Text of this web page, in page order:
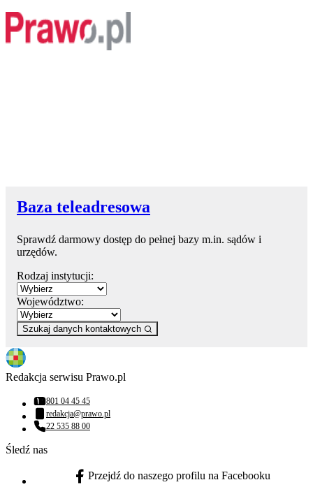
Baza teleadresowa
Sprawdź darmowy dostęp do pełnej bazy m.in. sądów i
urzędów.
Rodzaj instytucji:
Województwo:
Szukaj danych kontaktowych
Redakcja serwisu Prawo.pl
Numer telefonu:
801 04 45 45
Adres email:
redakcja@prawo.pl
Numer telefonu:
22 535 88 00
Śledź nas
facebook - otwiera się w nowej karcie
Przejdź do naszego profilu na Facebooku